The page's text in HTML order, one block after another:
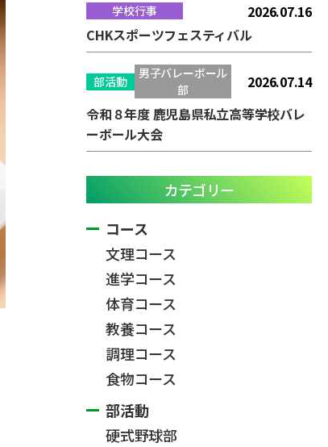
学校行事
2026.07.16
CHKスポーツフェスティバル
部活動
男子バレーボール
部
2026.07.14
令和８年度 鹿児島県私立高等学校バレ
ーボール大会
カテゴリー
コース
文理コース
進学コース
体育コース
教養コース
調理コース
食物コース
部活動
硬式野球部